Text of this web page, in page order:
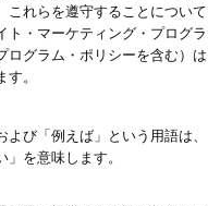
これらを遵守することにつ
・マーケティング・プログ
グラム・ポリシーを含む）
。
び「例えば」という用語は
を意味します。